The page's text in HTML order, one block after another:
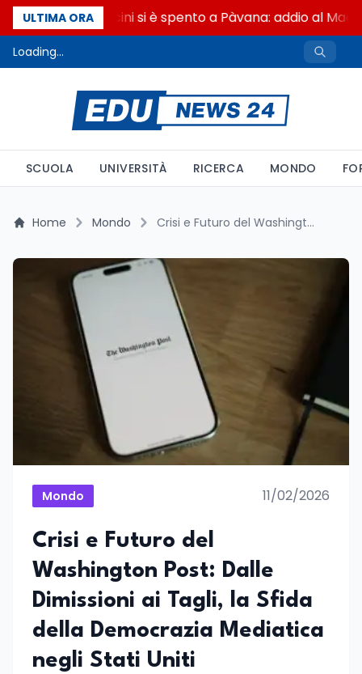
ULTIMA ORA
Francesco Guccini si è spento a Pàvana: addio al
Loading...
SCUOLA UNIVERSITÀ RICERCA MONDO
Home Mondo Crisi e Futuro del Washington Post: Dalle Dimissioni ai Tagli, la Sfida della Democrazia Mediatica negli Stati Uniti
Mondo 11/02/2026
Crisi e Futuro del
Washington Post: Dalle
Dimissioni ai Tagli, la Sfida
della Democrazia Mediatica
negli Stati Uniti